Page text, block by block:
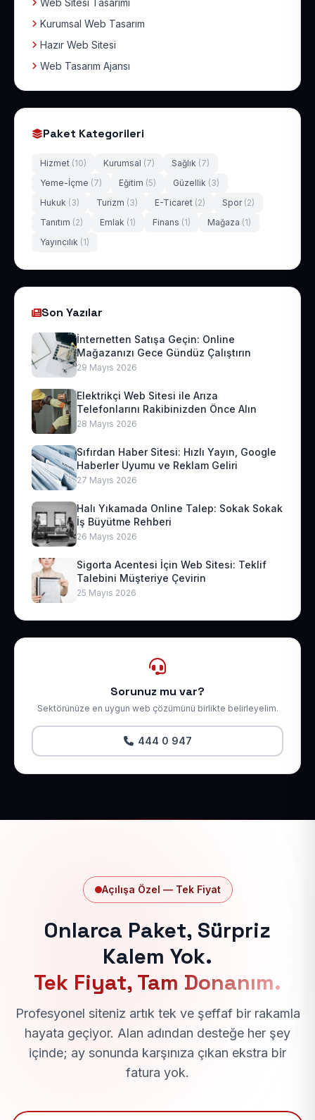
Web Sitesi Tasarımı
Kurumsal Web Tasarım
Hazır Web Sitesi
Web Tasarım Ajansı
Paket Kategorileri
Hizmet (10) Kurumsal (7) Sağlık (7)
Yeme-İçme (7) Eğitim (5) Güzellik (3)
Hukuk (3) Turizm (3) E-Ticaret (2) Spor (2)
Tanıtım (2) Emlak (1) Finans (1) Mağaza (1)
Yayıncılık (1)
Son Yazılar
İnternetten Satışa Geçin: Online
Mağazanızı Gece Gündüz Çalıştırın
29 Mayıs 2026
Elektrikçi Web Sitesi ile Arıza
Telefonlarını Rakibinizden Önce Alın
28 Mayıs 2026
Sıfırdan Haber Sitesi: Hızlı Yayın, Google
Haberler Uyumu ve Reklam Geliri
27 Mayıs 2026
Halı Yıkamada Online Talep: Sokak Sokak
İş Büyütme Rehberi
26 Mayıs 2026
Sigorta Acentesi İçin Web Sitesi: Teklif
Talebini Müşteriye Çevirin
25 Mayıs 2026
Sorunuz mu var?
Sektörünüze en uygun web çözümünü birlikte belirleyelim.
444 0 947
Açılışa Özel — Tek Fiyat
Onlarca Paket, Sürpriz
Kalem Yok.
Tek Fiyat, Tam Donanım.
Profesyonel siteniz artık tek ve şeffaf bir rakamla
hayata geçiyor. Alan adından desteğe her şey
içinde; ay sonunda karşınıza çıkan ekstra bir
fatura yok.